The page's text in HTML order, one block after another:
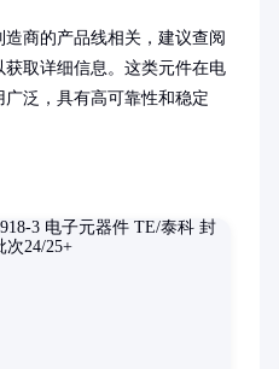
商的产品线相关，建议查阅
取详细信息。这类元件在电
泛，具有高可靠性和稳定